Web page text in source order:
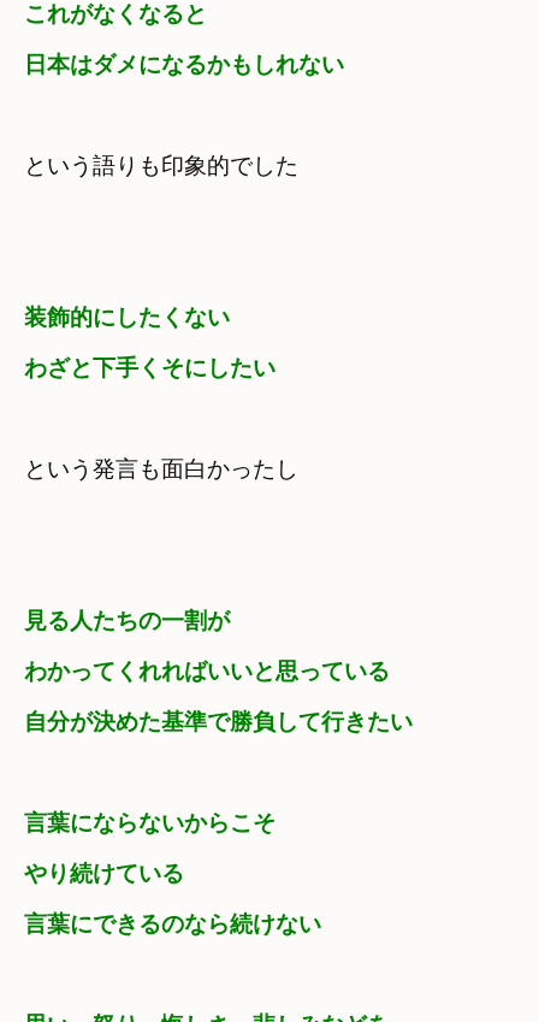
これがなくなると
日本はダメになるかもしれない
という語りも印象的でした
装飾的にしたくない
わざと下手くそにしたい
という発言も面白かったし
見る人たちの一割が
わかってくれればいいと思っている
自分が決めた基準で勝負して行きたい
言葉にならないからこそ
やり続けている
言葉にできるのなら続けない